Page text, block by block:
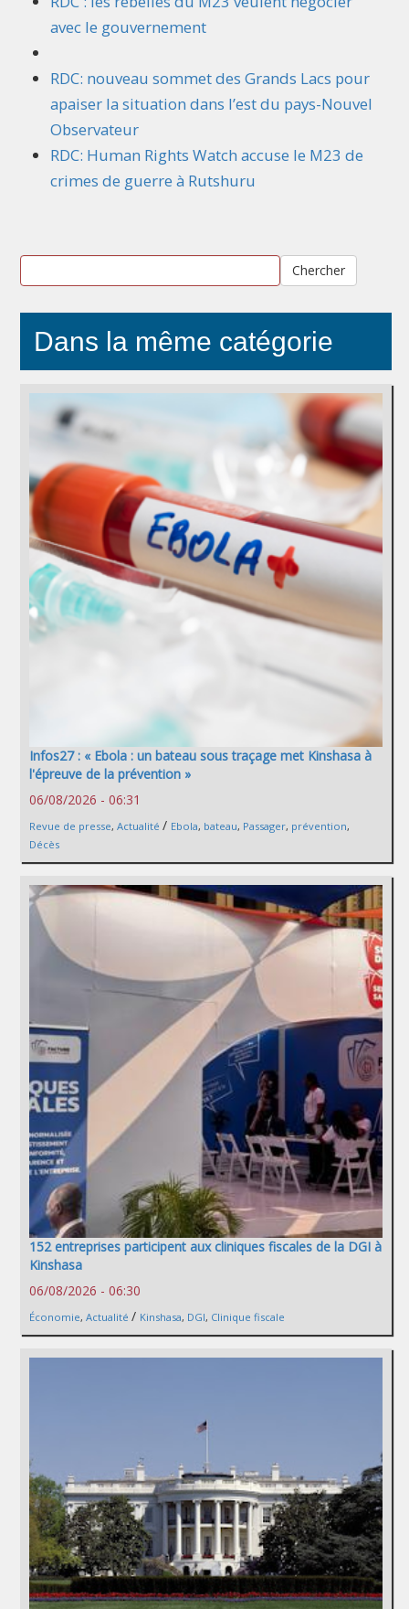
avec le gouvernement
RDC: nouveau sommet des Grands Lacs pour
apaiser la situation dans l’est du pays-Nouvel
Observateur
RDC: Human Rights Watch accuse le M23 de
crimes de guerre à Rutshuru
Chercher
Dans la même catégorie
Infos27 : « Ebola : un bateau sous traçage met Kinshasa à
l'épreuve de la prévention »
06/08/2026 - 06:31
Revue de presse, Actualité / Ebola, bateau, Passager, prévention,
Décès
152 entreprises participent aux cliniques fiscales de la DGI à
Kinshasa
06/08/2026 - 06:30
Économie, Actualité / Kinshasa, DGI, Clinique fiscale